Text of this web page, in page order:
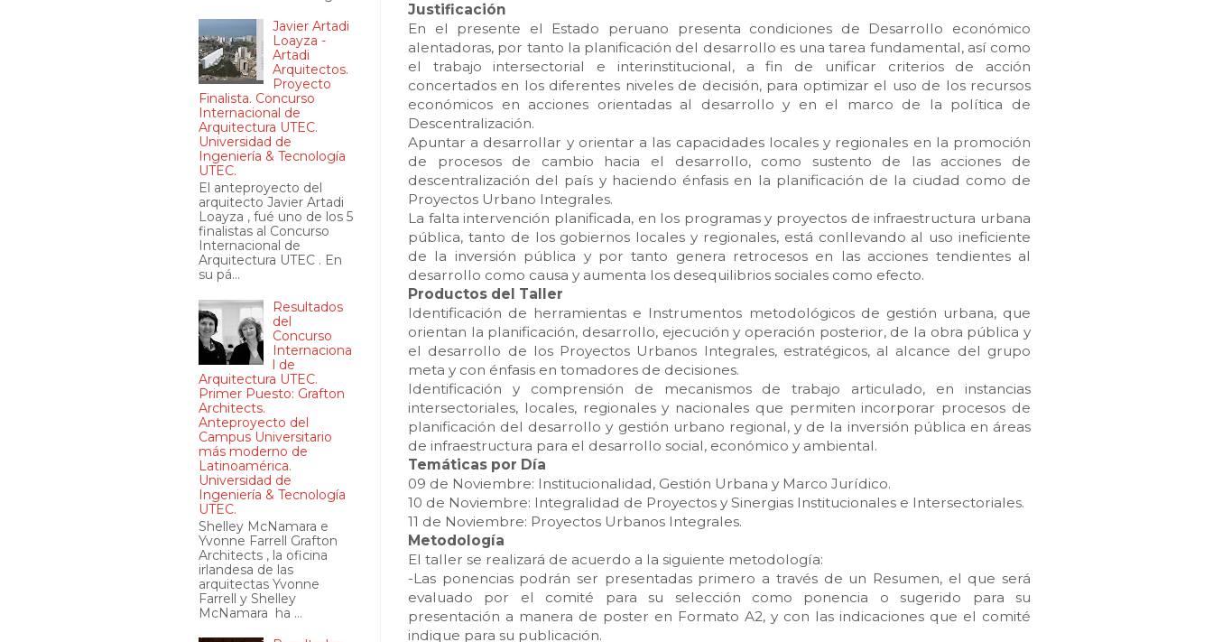
Justificación
En el presente el Estado peruano presenta condiciones de Desarrollo económico
alentadoras, por tanto la planificación del desarrollo es una tarea fundamental, así como
el trabajo intersectorial e interinstitucional, a fin de unificar criterios de acción
concertados en los diferentes niveles de decisión, para optimizar el uso de los recursos
económicos en acciones orientadas al desarrollo y en el marco de la política de
Descentralización.
Apuntar a desarrollar y orientar a las capacidades locales y regionales en la promoción
de procesos de cambio hacia el desarrollo, como sustento de las acciones de
descentralización del país y haciendo énfasis en la planificación de la ciudad como de
Proyectos Urbano Integrales.
La falta intervención planificada, en los programas y proyectos de infraestructura urbana
pública, tanto de los gobiernos locales y regionales, está conllevando al uso ineficiente
de la inversión pública y por tanto genera retrocesos en las acciones tendientes al
desarrollo como causa y aumenta los desequilibrios sociales como efecto.
Productos del Taller
Identificación de herramientas e Instrumentos metodológicos de gestión urbana, que
orientan la planificación, desarrollo, ejecución y operación posterior, de la obra pública y
el desarrollo de los Proyectos Urbanos Integrales, estratégicos, al alcance del grupo
meta y con énfasis en tomadores de decisiones.
Identificación y comprensión de mecanismos de trabajo articulado, en instancias
intersectoriales, locales, regionales y nacionales que permiten incorporar procesos de
planificación del desarrollo y gestión urbano regional, y de la inversión pública en áreas
de infraestructura para el desarrollo social, económico y ambiental.
Temáticas por Día
09 de Noviembre: Institucionalidad, Gestión Urbana y Marco Jurídico.
10 de Noviembre: Integralidad de Proyectos y Sinergias Institucionales e Intersectoriales.
11 de Noviembre: Proyectos Urbanos Integrales.
Metodología
El taller se realizará de acuerdo a la siguiente metodología:
-Las ponencias podrán ser presentadas primero a través de un Resumen, el que será
evaluado por el comité para su selección como ponencia o sugerido para su
presentación a manera de poster en Formato A2, y con las indicaciones que el comité
indique para su publicación.
Javier Artadi
Loayza -
Artadi
Arquitectos.
Proyecto
Finalista. Concurso
Internacional de
Arquitectura UTEC.
Universidad de
Ingeniería & Tecnología
UTEC.
El anteproyecto del
arquitecto Javier Artadi
Loayza , fué uno de los 5
finalistas al Concurso
Internacional de
Arquitectura UTEC . En
su pá...
Resultados
del
Concurso
Internaciona
l de
Arquitectura UTEC.
Primer Puesto: Grafton
Architects.
Anteproyecto del
Campus Universitario
más moderno de
Latinoamérica.
Universidad de
Ingeniería & Tecnología
UTEC.
Shelley McNamara e
Yvonne Farrell Grafton
Architects , la oficina
irlandesa de las
arquitectas Yvonne
Farrell y Shelley
McNamara ha ...